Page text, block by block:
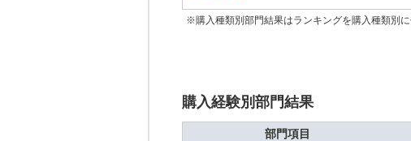
※購入種類別部門結果はランキングを購入種類別に
購入経験別部門結果
部門項目